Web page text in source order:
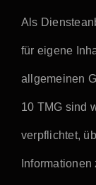
Als
für eigene
allgemeinen
10 TMG sind
verpflichtet,